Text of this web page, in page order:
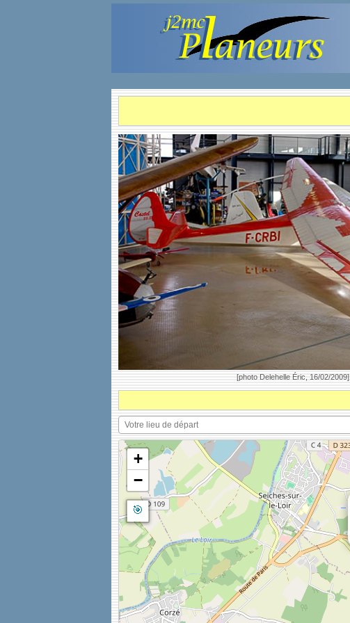
[photo Delehelle Éric, 16/02/2009]
+
−
🎯